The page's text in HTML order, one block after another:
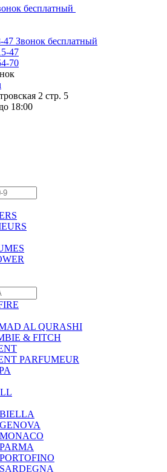
бесплатный
47 Звонок бесплатный
47
70
2 стр. 5
18:00
AL QURASHI
& FITCH
PARFUMEUR